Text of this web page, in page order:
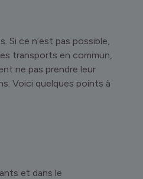
Si ce n’est pas possible,
transports en commun,
ne pas prendre leur
Voici quelques points à
et dans le